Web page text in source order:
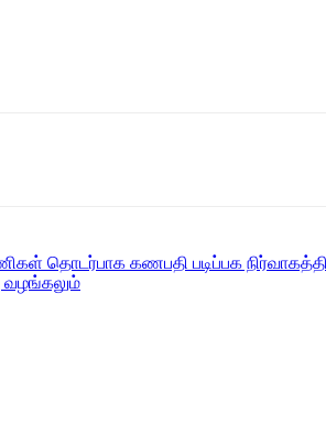
தொடர்பாக கணபதி படிப்பக